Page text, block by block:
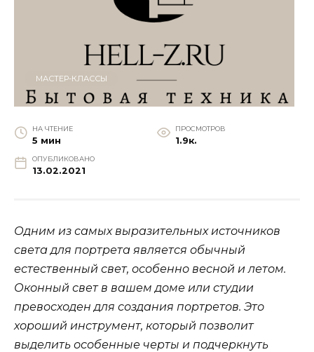
МАСТЕР-КЛАССЫ
НА ЧТЕНИЕ
5 мин
ПРОСМОТРОВ
1.9к.
ОПУБЛИКОВАНО
13.02.2021
Одним из самых выразительных источников
света для портрета является обычный
естественный свет, особенно весной и летом.
Оконный свет в вашем доме или студии
превосходен для создания портретов. Это
хороший инструмент, который позволит
выделить особенные черты и подчеркнуть